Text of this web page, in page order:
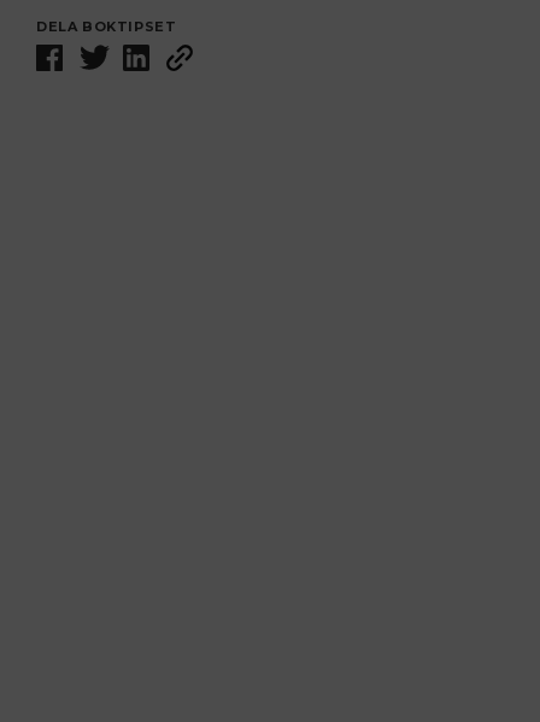
DELA BOKTIPSET